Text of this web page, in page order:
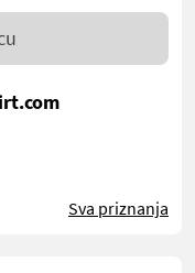
Sva priznanja